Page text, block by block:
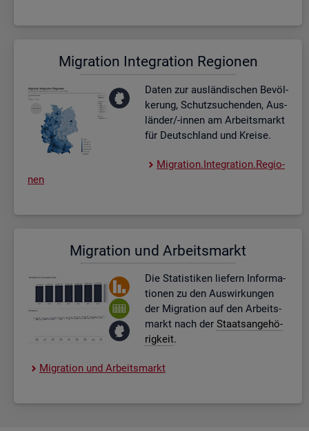
Mi­gra­ti­on In­te­gra­ti­on Re­gio­nen
Daten zur aus­län­di­schen Be­völ­
ke­rung, Schutz­su­chen­den, Aus­
län­der/-innen am Ar­beits­markt
für Deutsch­land und Krei­se.
Mi­gra­ti­on.In­te­gra­ti­on.Re­gio­
nen
Mi­gra­ti­on und Ar­beits­markt
Die Sta­tis­ti­ken lie­fern In­for­ma­
tio­nen zu den Aus­wir­kun­gen
der Mi­gra­ti­on auf den Ar­beits­
markt nach der Staats­an­ge­hö­
rig­keit.
Mi­gra­ti­on und Ar­beits­markt